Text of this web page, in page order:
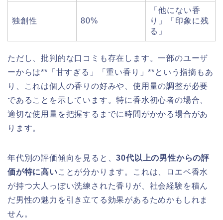
独創性 80%
「他にない香
り」「印象に残
る」
ただし、批判的な口コミも存在します。一部のユーザ
ーからは**「甘すぎる」「重い香り」**という指摘もあ
り、これは個人の香りの好みや、使用量の調整が必要
であることを示しています。特に香水初心者の場合、
適切な使用量を把握するまでに時間がかかる場合があ
ります。
年代別の評価傾向を見ると、30代以上の男性からの評
価が特に高いことが分かります。これは、ロエベ香水
が持つ大人っぽい洗練された香りが、社会経験を積ん
だ男性の魅力を引き立てる効果があるためかもしれま
せん。